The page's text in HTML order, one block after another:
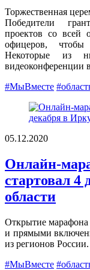
Торжественная
Победители
проектов со всей
офицеров,
Некоторые из
видеоконференции
#МыВместе
05.12.2020
Онлайн-
стартовал 4
области
Открытие
и прямыми
из регионов России.
#МыВместе